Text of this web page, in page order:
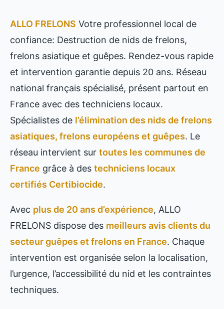
ALLO FRELONS Votre professionnel local de
confiance: Destruction de nids de frelons,
frelons asiatique et guêpes. Rendez-vous rapide
et intervention garantie depuis 20 ans. Réseau
national français spécialisé, présent partout en
France avec des techniciens locaux.
Spécialistes de l’élimination des nids de frelons
asiatiques, frelons européens et guêpes. Le
réseau intervient sur toutes les communes de
France grâce à des techniciens locaux
certifiés Certibiocide.
Avec plus de 20 ans d’expérience, ALLO
FRELONS dispose des meilleurs avis clients du
secteur guêpes et frelons en France. Chaque
intervention est organisée selon la localisation,
l’urgence, l’accessibilité du nid et les contraintes
techniques.